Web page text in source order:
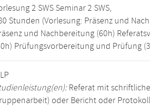
2 SWS Seminar 2 SWS,
Stunden (Vorlesung: Präsenz und
und Nachbereitung (60h)
Prüfungsvorbereitung und Prüfung
Referat mit
oder Bericht oder Protokoll